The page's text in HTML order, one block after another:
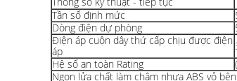
Tần số định mức
Dòng điện dự phòng
Điện áp cuộn dây thứ cấp chịu được điện
áp
Hệ số an toàn Rating
Ngọn lửa chất làm chậm nhựa ABS vỏ